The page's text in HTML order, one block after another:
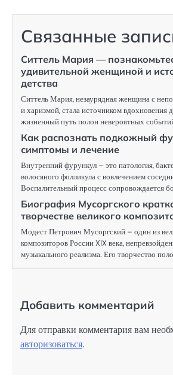
Связанные
Ситтель Мария —
удивительной женщиной и
детства
Ситтель Мария, незаурядная женщина с
и харизмой, стала источником вдохновения
жизненный путь полон невероятных
Как распознать подкожный
симптомы и лечение
Внутренний фурункул – это патология,
волосяного фолликула с вовлечением
Воспалительный процесс сопровождается
Биография Мусоргского
творчестве великого
Модест Петрович Мусоргский – один из
композиторов России XIX века,
музыкального реализма. Его творчество
Добавить комментарий
Для отправки комментария вам
авторизоваться.